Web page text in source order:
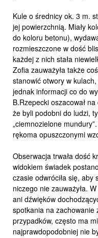
Kule o średnicy ok. 3 m.
jej powierzchnią. Miały
do koloru betonu),
rozmieszczone w dość
każdej z nich stała
Zofia zauważyła także
stanowić otwory w
jednak informacji co do
B.Rzepecki oszacował
że byli podobni do ludzi,
„ciemnozielone
rękoma opuszczonymi
Obserwacja trwała dość
widokiem świadek
czasie odwróciła się,
niczego nie zauważyła.
ani dźwięków
spotkania na zachowanie
przypadków, często ma
najprawdopodobniej nie